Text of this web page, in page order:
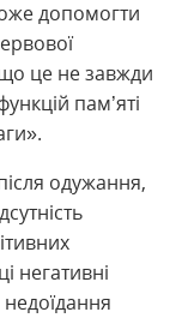
допомогти
це не завжди
пам’яті
одужання,
негативні